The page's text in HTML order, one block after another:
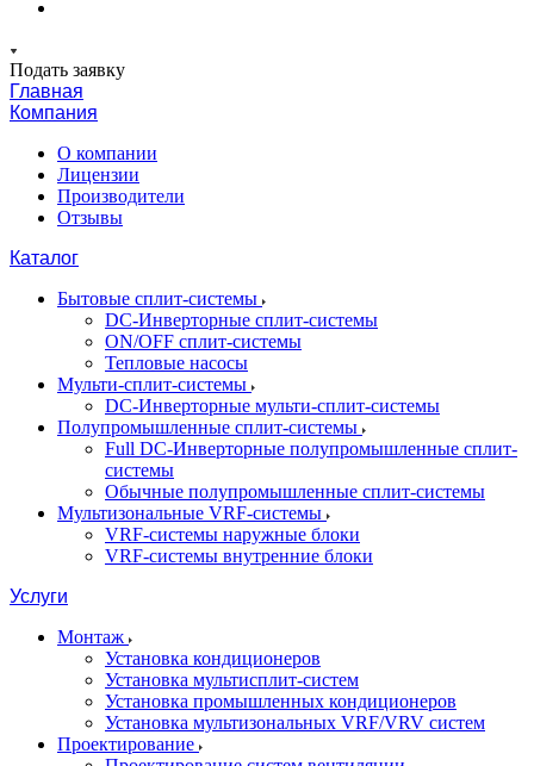
Подать заявку
Главная
Компания
О компании
Лицензии
Производители
Отзывы
Каталог
Бытовые сплит-системы
DC-Инверторные сплит-системы
ON/OFF сплит-системы
Тепловые насосы
Мульти-сплит-системы
DC-Инверторные мульти-сплит-системы
Полупромышленные сплит-системы
Full DC-Инверторные полупромышленные сплит-
системы
Обычные полупромышленные сплит-системы
Мультизональные VRF-системы
VRF-системы наружные блоки
VRF-системы внутренние блоки
Услуги
Монтаж
Установка кондиционеров
Установка мультисплит-систем
Установка промышленных кондиционеров
Установка мультизональных VRF/VRV систем
Проектирование